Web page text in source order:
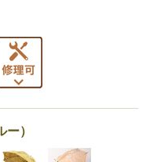
）